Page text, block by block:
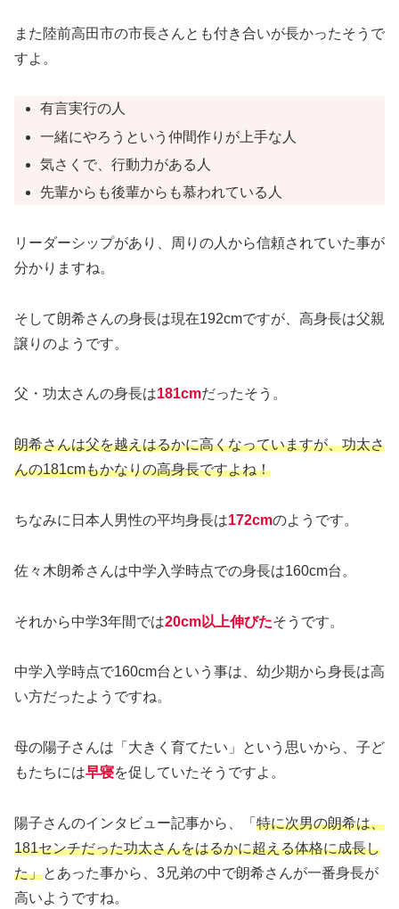
また陸前高田市の市長さんとも付き合いが長かったそうで
すよ。
有言実行の人
一緒にやろうという仲間作りが上手な人
気さくで、行動力がある人
先輩からも後輩からも慕われている人
リーダーシップがあり、周りの人から信頼されていた事が
分かりますね。
そして朗希さんの身長は現在192cmですが、高身長は父親
譲りのようです。
父・功太さんの身長は181cmだったそう。
朗希さんは父を越えはるかに高くなっていますが、功太さ
んの181cmもかなりの高身長ですよね！
ちなみに日本人男性の平均身長は172cmのようです。
佐々木朗希さんは中学入学時点での身長は160cm台。
それから中学3年間では20cm以上伸びたそうです。
中学入学時点で160cm台という事は、幼少期から身長は高
い方だったようですね。
母の陽子さんは「大きく育てたい」という思いから、子ど
もたちには早寝を促していたそうですよ。
陽子さんのインタビュー記事から、「 特に次男の朗希は、
181センチだった功太さんをはるかに超える体格に成長し
た」とあった事から、3兄弟の中で朗希さんが一番身長が
高いようですね。